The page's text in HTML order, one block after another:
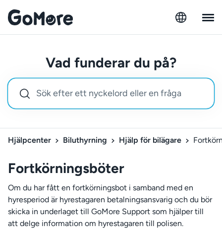
Vad funderar du på?
Hjälpcenter Biluthyrning Hjälp för bilägare
Fortkörningsböter
Om du har fått en fortkörningsbot i samband med en
hyresperiod är hyrestagaren betalningsansvarig och du bör
skicka in underlaget till GoMore Support som hjälper till
att delge information om hyrestagaren till polisen.